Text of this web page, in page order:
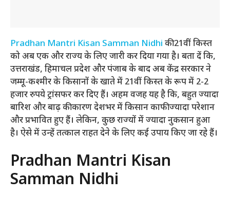
Pradhan Mantri Kisan Samman Nidhi की 21वीं किस्त
को अब एक और राज्य के लिए जारी कर दिया गया है। बता दें कि,
उत्तराखंड, हिमाचल प्रदेश और पंजाब के बाद अब केंद्र सरकार ने
जम्मू-कश्मीर के किसानों के खाते में 21वीं किस्त के रूप में 2-2
हजार रुपये ट्रांसफर कर दिए हैं। अहम वजह यह है कि, बहुत ज्यादा
बारिश और बाढ़ की कारण देशभर में किसान काफी ज्यादा परेशान
और प्रभावित हुए हैं। लेकिन, कुछ राज्यों में ज्यादा नुकसान हुआ
है। ऐसे में उन्हें तत्काल राहत देने के लिए कई उपाय किए जा रहे हैं।
Pradhan Mantri Kisan
Samman Nidhi